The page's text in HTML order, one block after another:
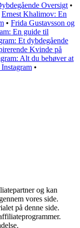
Oversigt •
Ernest Khalimov: En
• Frida Gustavsson og
En guide til
Et dybdegående
Kvinde på
Alt du behøver at
•
og kan
vores side.
på denne side.